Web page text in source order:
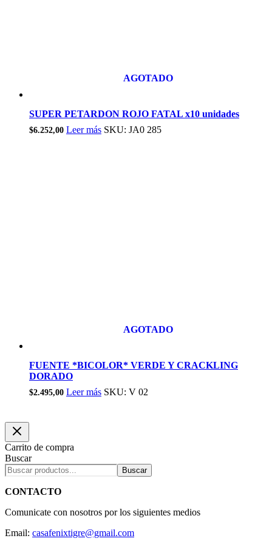
AGOTADO
SUPER PETARDON ROJO FATAL x10 unidades
$6.252,00 Leer más SKU: JA0 285
AGOTADO
FUENTE *BICOLOR* VERDE Y CRACKLING
DORADO
$2.495,00 Leer más SKU: V 02
Carrito de compra
Buscar
Buscar
CONTACTO
Comunicate con nosotros por los siguientes medios
Email: casafenixtigre@gmail.com